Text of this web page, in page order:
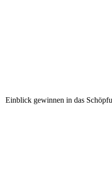
Einblick gewinnen in das